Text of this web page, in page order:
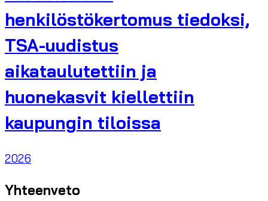
henkilöstökertomus tiedoksi,
TSA-uudistus
aikataulutettiin ja
huonekasvit kiellettiin
kaupungin tiloissa
2026
Yhteenveto